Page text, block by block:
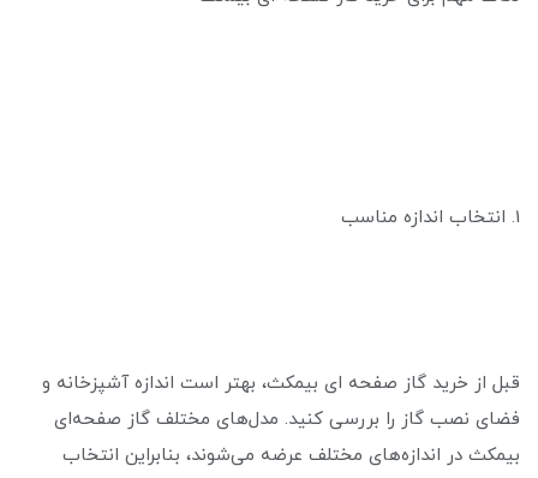
1. انتخاب اندازه مناسب
قبل از خرید گاز صفحه ای بیمکث، بهتر است اندازه آشپزخانه و
فضای نصب گاز را بررسی کنید. مدل‌های مختلف گاز صفحه‌ای
بیمکث در اندازه‌های مختلف عرضه می‌شوند، بنابراین انتخاب